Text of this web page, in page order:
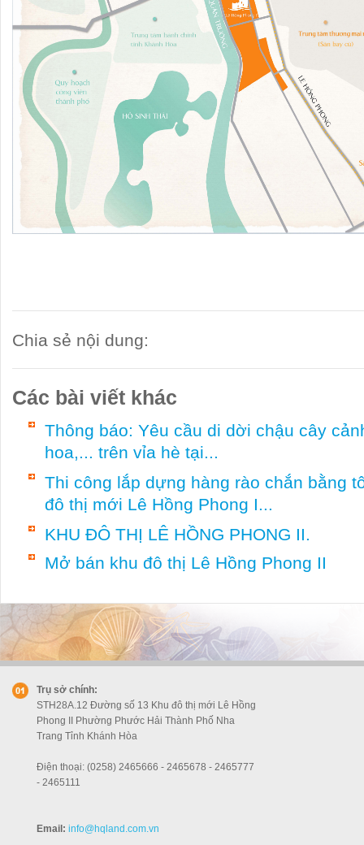
Chia sẻ nội dung:
Các bài viết khác
Thông báo: Yêu cầu di dời chậu cây
hoa,... trên vỉa hè tại...
Thi công lắp dựng hàng rào chắn bằng
đô thị mới Lê Hồng Phong I...
KHU ĐÔ THỊ LÊ HỒNG PHONG II.
Mở bán khu đô thị Lê Hồng Phong II
Trụ sở chính:
STH28A.12 Đường số 13 Khu đô thị mới Lê Hồng
Phong II Phường Phước Hải Thành Phố Nha
Trang Tỉnh Khánh Hòa
Điện thoại: (0258) 2465666 - 2465678 - 2465777
- 2465111
Email: info@hqland.com.vn